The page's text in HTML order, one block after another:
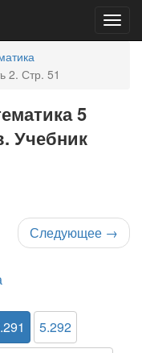
2. Стр. 51
5
Учебник
Следующее →
5.292